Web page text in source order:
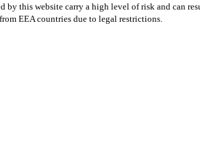
this website carry a high level of risk and can
EEA countries due to legal restrictions.